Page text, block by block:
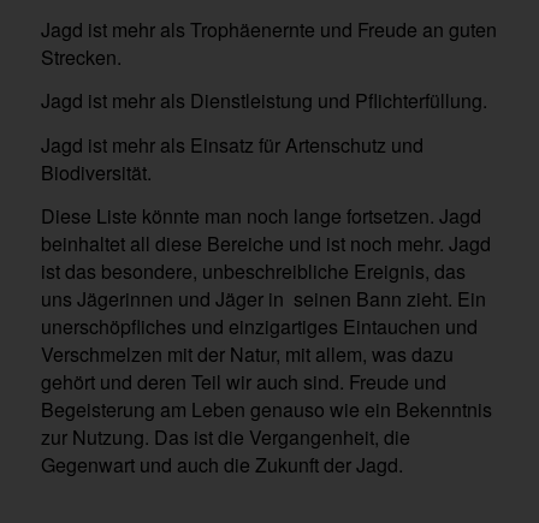
Jagd ist mehr als Trophäenernte und Freude an guten
Strecken.
Jagd ist mehr als Dienstleistung und Pflichterfüllung.
Jagd ist mehr als Einsatz für Artenschutz und
Biodiversität.
Diese Liste könnte man noch lange fortsetzen. Jagd
beinhaltet all diese Bereiche und ist noch mehr. Jagd
ist das besondere, unbeschreibliche Ereignis, das
uns Jägerinnen und Jäger in seinen Bann zieht. Ein
unerschöpfliches und einzigartiges Eintauchen und
Verschmelzen mit der Natur, mit allem, was dazu
gehört und deren Teil wir auch sind. Freude und
Begeisterung am Leben genauso wie ein Bekenntnis
zur Nutzung. Das ist die Vergangenheit, die
Gegenwart und auch die Zukunft der Jagd.